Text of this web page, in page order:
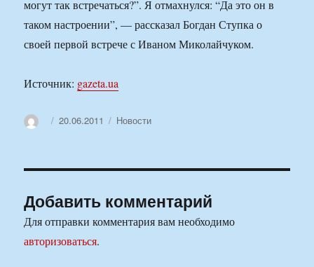
могут так встречаться?”. Я отмахнулся: “Да это он в
таком настроении”, — рассказал Богдан Ступка о
своей первой встрече с Иваном Миколайчуком.
Источник: gazeta.ua
АвторОпубликовано
20.06.2011 Рубрики
Новости
Добавить комментарий
Для отправки комментария вам необходимо
авторизоваться.